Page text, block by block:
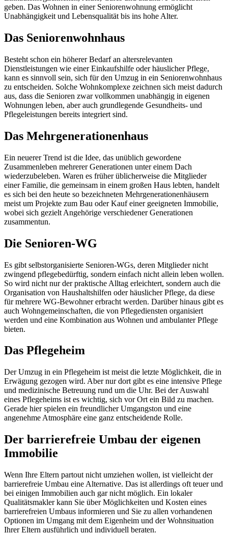
geben. Das Wohnen in einer Seniorenwohnung ermöglicht
Unabhängigkeit und Lebensqualität bis ins hohe Alter.
Das Seniorenwohnhaus
Besteht schon ein höherer Bedarf an altersrelevanten
Dienstleistungen wie einer Einkaufshilfe oder häuslicher Pflege,
kann es sinnvoll sein, sich für den Umzug in ein Seniorenwohnhaus
zu entscheiden. Solche Wohnkomplexe zeichnen sich meist dadurch
aus, dass die Senioren zwar vollkommen unabhängig in eigenen
Wohnungen leben, aber auch grundlegende Gesundheits- und
Pflegeleistungen bereits integriert sind.
Das Mehrgenerationenhaus
Ein neuerer Trend ist die Idee, das unüblich gewordene
Zusammenleben mehrerer Generationen unter einem Dach
wiederzubeleben. Waren es früher üblicherweise die Mitglieder
einer Familie, die gemeinsam in einem großen Haus lebten, handelt
es sich bei den heute so bezeichneten Mehrgenerationenhäusern
meist um Projekte zum Bau oder Kauf einer geeigneten Immobilie,
wobei sich gezielt Angehörige verschiedener Generationen
zusammentun.
Die Senioren-WG
Es gibt selbstorganisierte Senioren-WGs, deren Mitglieder nicht
zwingend pflegebedürftig, sondern einfach nicht allein leben wollen.
So wird nicht nur der praktische Alltag erleichtert, sondern auch die
Organisation von Haushaltshilfen oder häuslicher Pflege, da diese
für mehrere WG-Bewohner erbracht werden. Darüber hinaus gibt es
auch Wohngemeinschaften, die von Pflegediensten organisiert
werden und eine Kombination aus Wohnen und ambulanter Pflege
bieten.
Das Pflegeheim
Der Umzug in ein Pflegeheim ist meist die letzte Möglichkeit, die in
Erwägung gezogen wird. Aber nur dort gibt es eine intensive Pflege
und medizinische Betreuung rund um die Uhr. Bei der Auswahl
eines Pflegeheims ist es wichtig, sich vor Ort ein Bild zu machen.
Gerade hier spielen ein freundlicher Umgangston und eine
angenehme Atmosphäre eine ganz entscheidende Rolle.
Der barrierefreie Umbau der eigenen
Immobilie
Wenn Ihre Eltern partout nicht umziehen wollen, ist vielleicht der
barrierefreie Umbau eine Alternative. Das ist allerdings oft teuer und
bei einigen Immobilien auch gar nicht möglich. Ein lokaler
Qualitätsmakler kann Sie über Möglichkeiten und Kosten eines
barrierefreien Umbaus informieren und Sie zu allen vorhandenen
Optionen im Umgang mit dem Eigenheim und der Wohnsituation
Ihrer Eltern ausführlich und individuell beraten.